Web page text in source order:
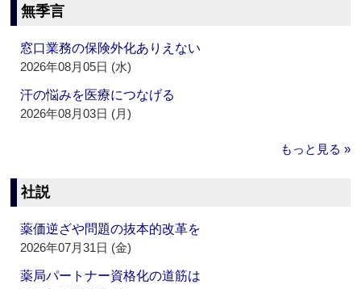
無季言
窓口業務の保険外化ありえない
2026年08月05日 (水)
汗の悩みを医療につなげる
2026年08月03日 (月)
もっと見る »
社説
薬価逆ざや問題の抜本的改革を
2026年07月31日 (金)
薬局パートナー資格化の道筋は